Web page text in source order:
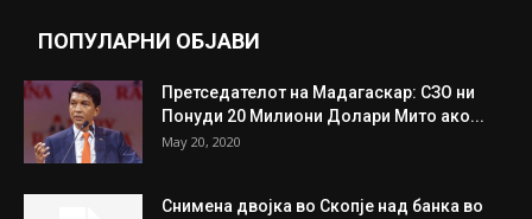
ПОПУЛАРНИ ОБЈАВИ
Претседателот на Мадагаскар: СЗО ни
Понуди 20 Милиони Долари Мито ако...
May 20, 2020
Снимена двојка во Скопје над банка во